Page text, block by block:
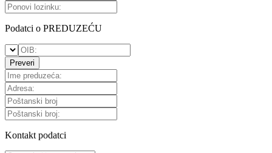
Podatci o PREDUZEĆU
Preveri
Kontakt podatci